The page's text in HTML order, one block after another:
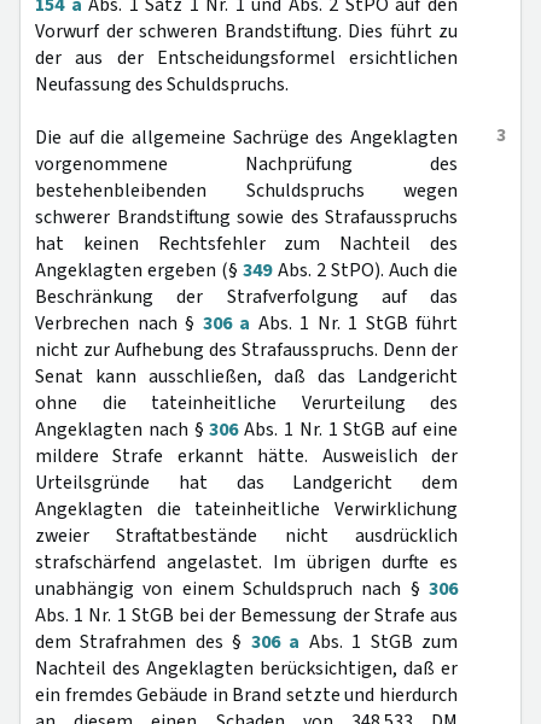
Vorwurf der schweren Brandstiftung. Dies führt zu
der aus der Entscheidungsformel ersichtlichen
Neufassung des Schuldspruchs.
3
Die auf die allgemeine Sachrüge des Angeklagten
vorgenommene Nachprüfung des
bestehenbleibenden Schuldspruchs wegen
schwerer Brandstiftung sowie des Strafausspruchs
hat keinen Rechtsfehler zum Nachteil des
Angeklagten ergeben (§349Abs. 2 StPO). Auch die
Beschränkung der Strafverfolgung auf das
Verbrechen nach § 306 a Abs. 1 Nr. 1 StGB führt
nicht zur Aufhebung des Strafausspruchs. Denn der
Senat kann ausschließen, daß das Landgericht
ohne die tateinheitliche Verurteilung des
Angeklagten nach §306Abs. 1 Nr. 1 StGB auf eine
mildere Strafe erkannt hätte. Ausweislich der
Urteilsgründe hat das Landgericht dem
Angeklagten die tateinheitliche Verwirklichung
zweier Straftatbestände nicht ausdrücklich
strafschärfend angelastet. Im übrigen durfte es
unabhängig von einem Schuldspruch nach § 306
Abs. 1 Nr. 1 StGB bei der Bemessung der Strafe aus
dem Strafrahmen des § 306 a Abs. 1 StGB zum
Nachteil des Angeklagten berücksichtigen, daß er
ein fremdes Gebäude in Brand setzte und hierdurch